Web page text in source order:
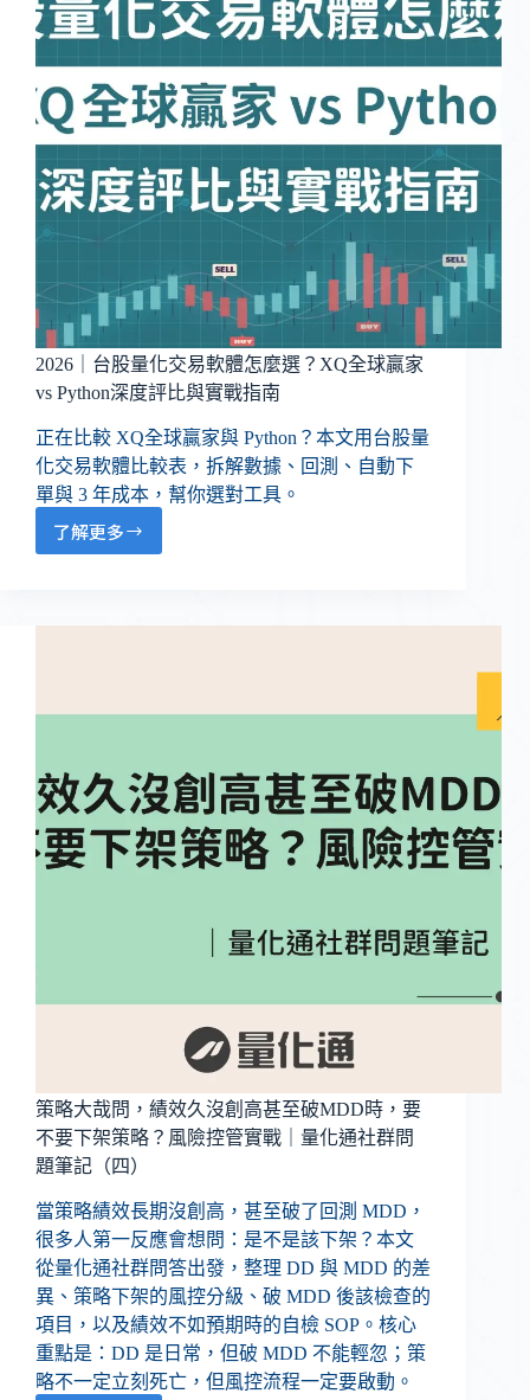
2026｜台股量化交易軟體怎麼選？XQ全球贏家
vs Python深度評比與實戰指南
正在比較 XQ全球贏家與 Python？本文用台股量
化交易軟體比較表，拆解數據、回測、自動下
單與 3 年成本，幫你選對工具。
了解更多
策略大哉問，績效久沒創高甚至破MDD時，要
不要下架策略？風險控管實戰｜量化通社群問
題筆記（四）
當策略績效長期沒創高，甚至破了回測 MDD，
很多人第一反應會想問：是不是該下架？本文
從量化通社群問答出發，整理 DD 與 MDD 的差
異、策略下架的風控分級、破 MDD 後該檢查的
項目，以及績效不如預期時的自檢 SOP。核心
重點是：DD 是日常，但破 MDD 不能輕忽；策
略不一定立刻死亡，但風控流程一定要啟動。